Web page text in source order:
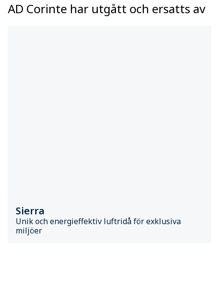
AD Corinte har utgått och ersatts av
Sierra
Unik och energieffektiv luftridå för exklusiva
miljöer